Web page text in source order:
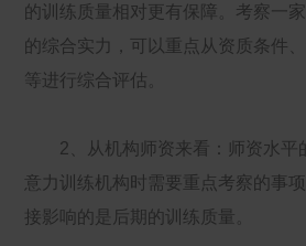
的训练质量相对更有保障。考察一家
的综合实力，可以重点从资质条件
等进行综合评估。
2、从机构师资来看：师资水平
意力训练机构时需要重点考察的事
接影响的是后期的训练质量。